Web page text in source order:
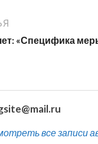
«Специфика
все записи